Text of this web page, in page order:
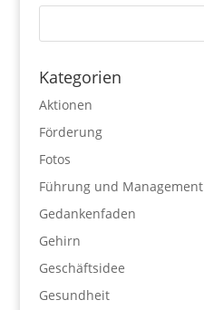
Kategorien
Aktionen
Förderung
Fotos
Führung und Management
Gedankenfaden
Gehirn
Geschäftsidee
Gesundheit